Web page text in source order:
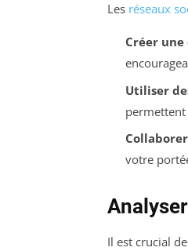
Les réseaux
Créer
Utiliser
votre
Il est crucial